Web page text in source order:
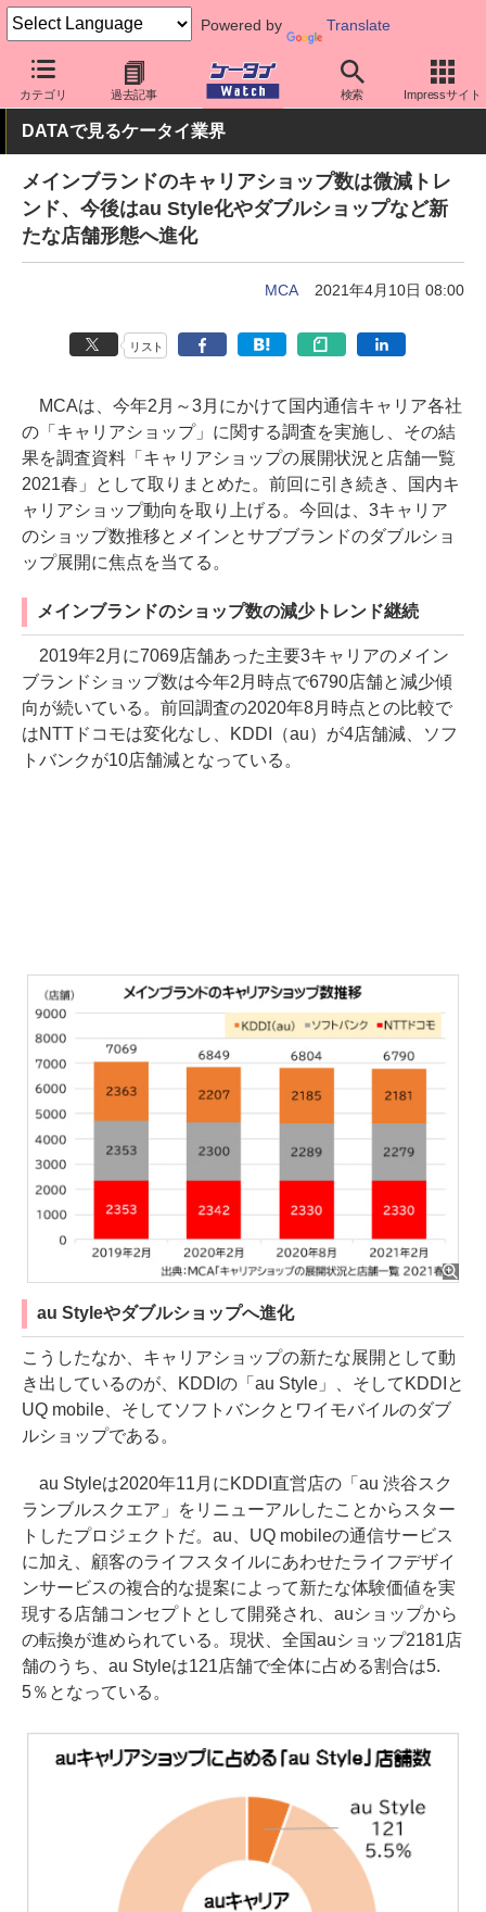
Powered by Translate
カテゴリ 過去記事 検索 Impressサイト
ケータイ Watch 業界動向 調査
DATAで見るケータイ業界
メインブランドのキャリアショップ数は微減トレ
ンド、今後はau Style化やダブルショップなど新
たな店舗形態へ進化
MCA 2021年4月10日 08:00
リスト
MCAは、今年2月～3月にかけて国内通信キャリア各社
の「キャリアショップ」に関する調査を実施し、その結
果を調査資料「キャリアショップの展開状況と店舗一覧
2021春」として取りまとめた。前回に引き続き、国内キ
ャリアショップ動向を取り上げる。今回は、3キャリア
のショップ数推移とメインとサブブランドのダブルショ
ップ展開に焦点を当てる。
メインブランドのショップ数の減少トレンド継続
2019年2月に7069店舗あった主要3キャリアのメイン
ブランドショップ数は今年2月時点で6790店舗と減少傾
向が続いている。前回調査の2020年8月時点との比較で
はNTTドコモは変化なし、KDDI（au）が4店舗減、ソフ
トバンクが10店舗減となっている。
au Styleやダブルショップへ進化
こうしたなか、キャリアショップの新たな展開として動
き出しているのが、KDDIの「au Style」、そしてKDDIと
UQ mobile、そしてソフトバンクとワイモバイルのダブ
ルショップである。
au Styleは2020年11月にKDDI直営店の「au 渋谷スク
ランブルスクエア」をリニューアルしたことからスター
トしたプロジェクトだ。au、UQ mobileの通信サービス
に加え、顧客のライフスタイルにあわせたライフデザイ
ンサービスの複合的な提案によって新たな体験価値を実
現する店舗コンセプトとして開発され、auショップから
の転換が進められている。現状、全国auショップ2181店
舗のうち、au Styleは121店舗で全体に占める割合は5.
5％となっている。